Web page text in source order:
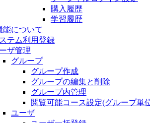
購入履歴
学習履歴
能について
テム利用登録
ザ管理
グループ
グループ作成
グループの編集と削除
グループ内管理
閲覧可能コース設定(グループ単
ユーザ